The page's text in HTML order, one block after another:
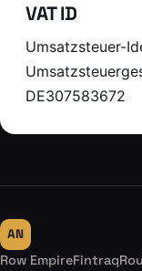
VAT ID
Umsatzsteuer-
DE307583672
AN
Row EmpireFintraq